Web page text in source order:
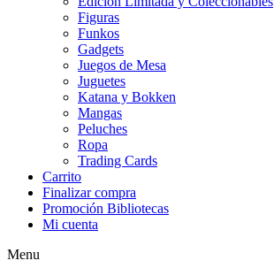
Figuras
Funkos
Gadgets
Juegos de Mesa
Juguetes
Katana y Bokken
Mangas
Peluches
Ropa
Trading Cards
Carrito
Finalizar compra
Promoción Bibliotecas
Mi cuenta
Menu